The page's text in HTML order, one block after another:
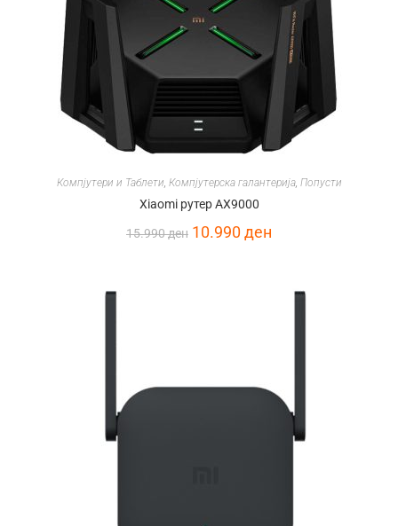
Компјутери и Таблети Компјутерска галантерија, Попусти
Xiaomi рутер AX9000
15.990ден 10.990ден